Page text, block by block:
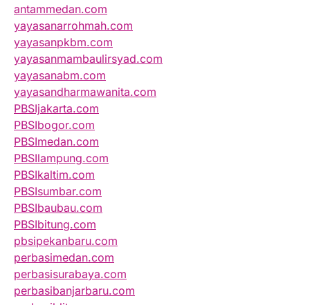
antammedan.com
yayasanarrohmah.com
yayasanpkbm.com
yayasanmambaulirsyad.com
yayasanabm.com
yayasandharmawanita.com
PBSIjakarta.com
PBSIbogor.com
PBSImedan.com
PBSIlampung.com
PBSIkaltim.com
PBSIsumbar.com
PBSIbaubau.com
PBSIbitung.com
pbsipekanbaru.com
perbasimedan.com
perbasisurabaya.com
perbasibanjarbaru.com